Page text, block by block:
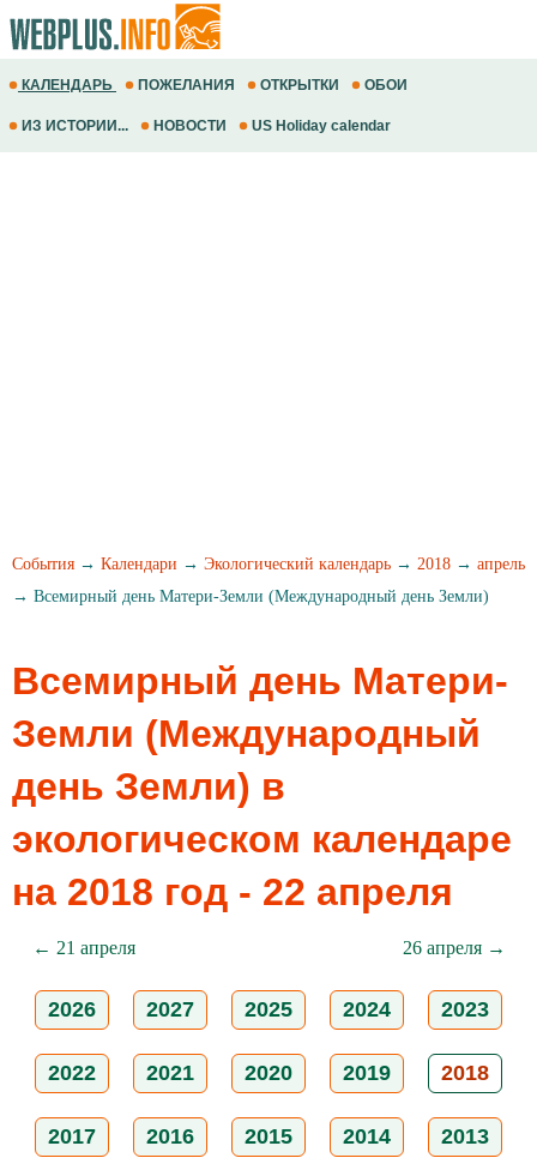
КАЛЕНДАРЬ ПОЖЕЛАНИЯ ОТКРЫТКИ ОБОИ
ИЗ ИСТОРИИ... НОВОСТИ US Holiday calendar
События → Календари → Экологический календарь → 2018 → апрель
→ Всемирный день Матери-Земли (Международный день Земли)
Всемирный день Матери-
Земли (Международный
день Земли) в
экологическом календаре
на 2018 год - 22 апреля
← 21 апреля 26 апреля →
2026 2027 2025 2024 2023
2022 2021 2020 2019 2018
2017 2016 2015 2014 2013